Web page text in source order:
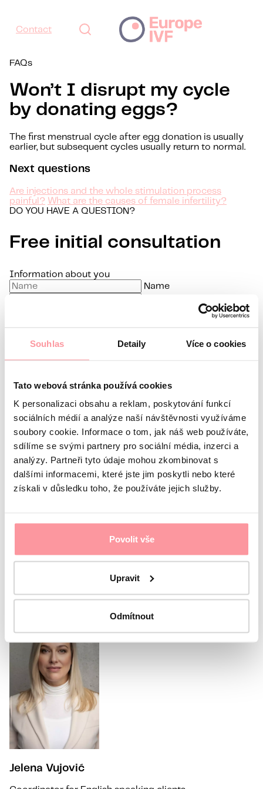
Souhlas Detaily Více o cookies
Tato webová stránka používá cookies
K personalizaci obsahu a reklam, poskytování funkcí
sociálních médií a analýze naší návštěvnosti využíváme
soubory cookie. Informace o tom, jak náš web používáte,
sdílíme se svými partnery pro sociální média, inzerci a
analýzy. Partneři tyto údaje mohou zkombinovat s
dalšími informacemi, které jste jim poskytli nebo které
získali v důsledku toho, že používáte jejich služby.
Povolit vše
Upravit
Odmítnout
Contact
FAQs
Won’t I disrupt my cycle
by donating eggs?
The first menstrual cycle after egg donation is usually
earlier, but subsequent cycles usually return to normal.
Next questions
Are injections and the whole stimulation process
painful? What are the causes of female infertility?
DO YOU HAVE A QUESTION?
Free initial consultation
Information about you
Name
Preferred language
Interest in
What’s your question?
All communication is as discreet
as possible, don't be afraid to ask us anything
All communication is encrypted using SSL and
governed by ourPrivacy policy
submitted without your consent
Or call our coordinator
Jelena Vujović